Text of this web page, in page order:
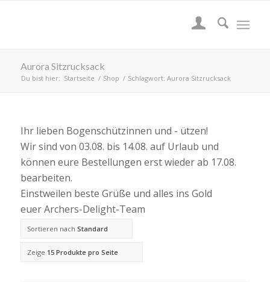
Aurora Sitzrucksack
Du bist hier: Startseite / Shop / Schlagwort: Aurora Sitzrucksack
Ihr lieben Bogenschützinnen und - ützen!
Wir sind von 03.08. bis 14.08. auf Urlaub und
können eure Bestellungen erst wieder ab 17.08.
bearbeiten.
Einstweilen beste Grüße und alles ins Gold
euer Archers-Delight-Team
Sortieren nach Standard
Zeige 15 Produkte pro Seite